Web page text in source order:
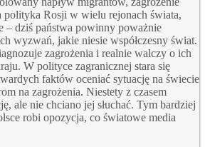
polityka Rosji w wielu rejonach świata,
– dziś państwa powinny poważnie
wyzwań, jakie niesie współczesny świat.
zagrożenia i realnie walczy o ich
W polityce zagranicznej stara się
faktów oceniać sytuację na świecie
na zagrożenia. Niestety z czasem
ale nie chciano jej słuchać. Tym bardziej
robi opozycja, co światowe media